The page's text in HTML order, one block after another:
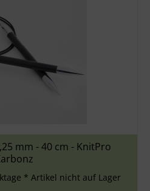
mm - 40 cm - KnitPro
* Artikel nicht auf Lager